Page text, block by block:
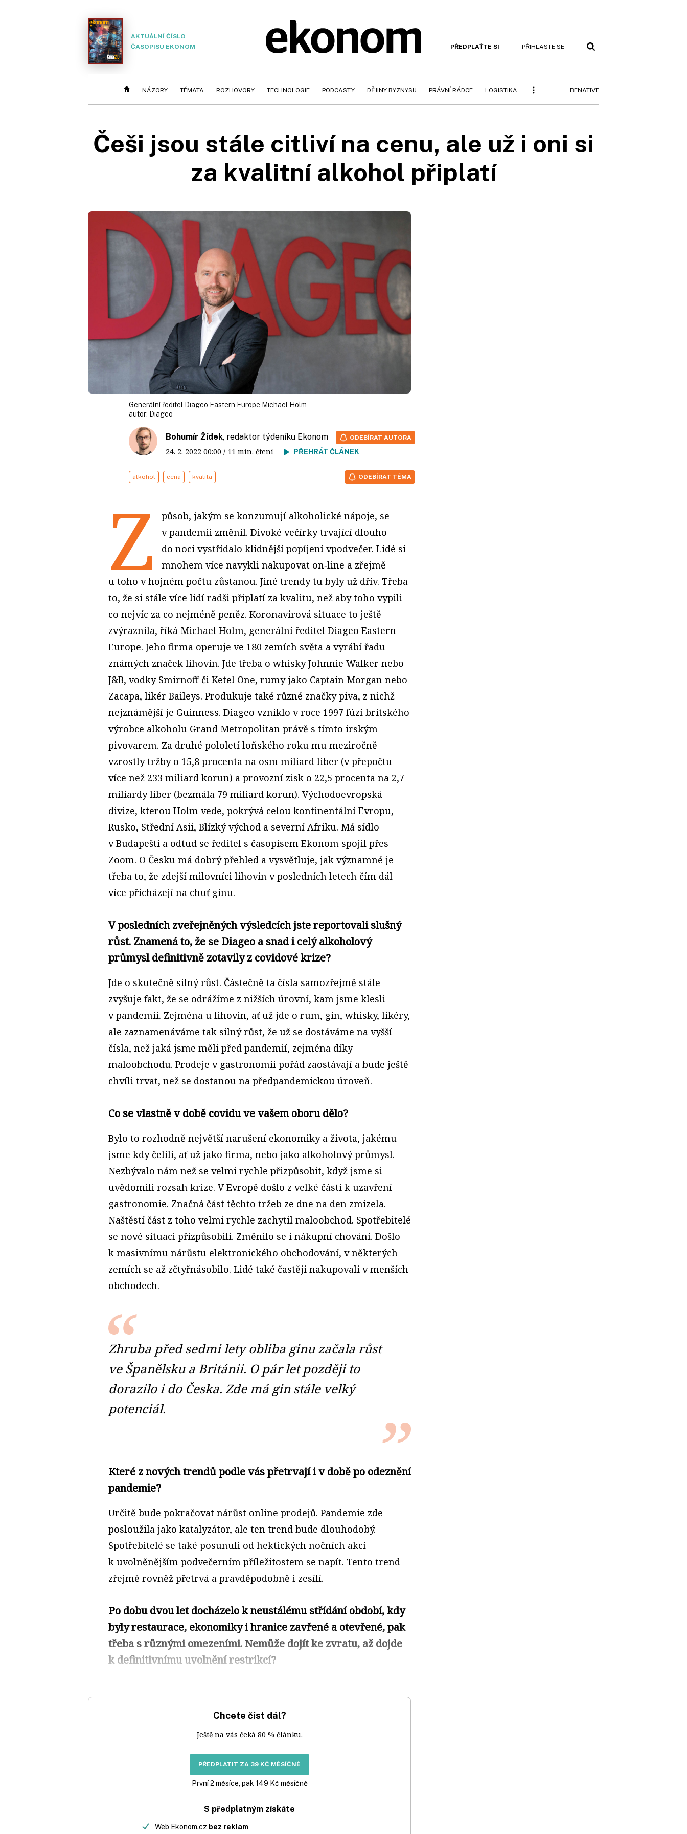
AKTUÁLNÍ ČÍSLO
ČASOPISU EKONOM
PŘEDPLAŤTE SI PŘIHLASTE SE
NÁZORY TÉMATA ROZHOVORY TECHNOLOGIE PODCASTY DĚJINY BYZNYSU PRÁVNÍ RÁDCE LOGISTIKA BENATIVE
Češi jsou stále citliví na cenu, ale už i oni si
za kvalitní alkohol připlatí
Generální ředitel Diageo Eastern Europe Michael Holm
autor: Diageo
Bohumír Žídek, redaktor týdeníku Ekonom
24. 2. 2022 00:00 / 11 min. čtení PŘEHRÁT ČLÁNEK
ODEBÍRAT AUTORA
alkohol cena kvalita ODEBÍRAT TÉMA
Z
působ, jakým se konzumují alkoholické nápoje, se
v pandemii změnil. Divoké večírky trvající dlouho
do noci vystřídalo klidnější popíjení vpodvečer. Lidé si
mnohem více navykli nakupovat on‑line a zřejmě
u toho v hojném počtu zůstanou. Jiné trendy tu byly už dřív. Třeba
to, že si stále více lidí radši připlatí za kvalitu, než aby toho vypili
co nejvíc za co nejméně peněz. Koronavirová situace to ještě
zvýraznila, říká Michael Holm, generální ředitel Diageo Eastern
Europe. Jeho firma operuje ve 180 zemích světa a vyrábí řadu
známých značek lihovin. Jde třeba o whisky Johnnie Walker nebo
J&B, vodky Smirnoff či Ketel One, rumy jako Captain Morgan nebo
Zacapa, likér Baileys. Produkuje také různé značky piva, z nichž
nejznámější je Guinness. Diageo vzniklo v roce 1997 fúzí britského
výrobce alkoholu Grand Metropolitan právě s tímto irským
pivovarem. Za druhé pololetí loňského roku mu meziročně
vzrostly tržby o 15,8 procenta na osm miliard liber (v přepočtu
více než 233 miliard korun) a provozní zisk o 22,5 procenta na 2,7
miliardy liber (bezmála 79 miliard korun). Východoevropská
divize, kterou Holm vede, pokrývá celou kontinentální Evropu,
Rusko, Střední Asii, Blízký východ a severní Afriku. Má sídlo
v Budapešti a odtud se ředitel s časopisem Ekonom spojil přes
Zoom. O Česku má dobrý přehled a vysvětluje, jak významné je
třeba to, že zdejší milovníci lihovin v posledních letech čím dál
více přicházejí na chuť ginu.
V posledních zveřejněných výsledcích jste reportovali slušný
růst. Znamená to, že se Diageo a snad i celý alkoholový
průmysl definitivně zotavily z covidové krize?
Jde o skutečně silný růst. Částečně ta čísla samozřejmě stále
zvyšuje fakt, že se odrážíme z nižších úrovní, kam jsme klesli
v pandemii. Zejména u lihovin, ať už jde o rum, gin, whisky, likéry,
ale zaznamenáváme tak silný růst, že už se dostáváme na vyšší
čísla, než jaká jsme měli před pandemií, zejména díky
maloobchodu. Prodeje v gastronomii pořád zaostávají a bude ještě
chvíli trvat, než se dostanou na předpandemickou úroveň.
Co se vlastně v době covidu ve vašem oboru dělo?
Bylo to rozhodně největší narušení ekonomiky a života, jakému
jsme kdy čelili, ať už jako firma, nebo jako alkoholový průmysl.
Nezbývalo nám než se velmi rychle přizpůsobit, když jsme si
uvědomili rozsah krize. V Evropě došlo z velké části k uzavření
gastronomie. Značná část těchto tržeb ze dne na den zmizela.
Naštěstí část z toho velmi rychle zachytil maloobchod. Spotřebitelé
se nové situaci přizpůsobili. Změnilo se i nákupní chování. Došlo
k masivnímu nárůstu elektronického obchodování, v některých
zemích se až zčtyřnásobilo. Lidé také častěji nakupovali v menších
obchodech.
Zhruba před sedmi lety obliba ginu začala růst
ve Španělsku a Británii. O pár let později to
dorazilo i do Česka. Zde má gin stále velký
potenciál.
Které z nových trendů podle vás přetrvají i v době po odeznění
pandemie?
Určitě bude pokračovat nárůst online prodejů. Pandemie zde
posloužila jako katalyzátor, ale ten trend bude dlouhodobý.
Spotřebitelé se také posunuli od hektických nočních akcí
k uvolněnějším podvečerním příležitostem se napít. Tento trend
zřejmě rovněž přetrvá a pravděpodobně i zesílí.
Po dobu dvou let docházelo k neustálému střídání období, kdy
byly restaurace, ekonomiky i hranice zavřené a otevřené, pak
třeba s různými omezeními. Nemůže dojít ke zvratu, až dojde
k definitivnímu uvolnění restrikcí?
Chcete číst dál?
Ještě na vás čeká 80 % článku.
PŘEDPLATIT ZA 39 KČ MĚSÍČNĚ
První 2 měsíce, pak 149 Kč měsíčně
S předplatným získáte
Web Ekonom.cz bez reklam